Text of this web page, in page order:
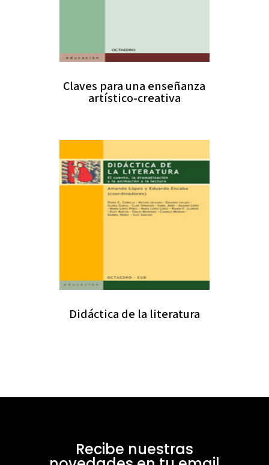
Claves para una enseñanza
artístico-creativa
Didáctica de la literatura
Recibe nuestras